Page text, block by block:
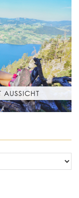
AUSSICHT